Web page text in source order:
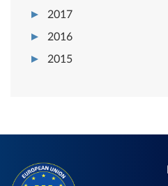
2017
2016
2015